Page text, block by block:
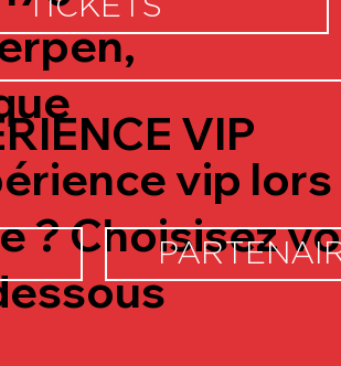
TICKETS
VIP
vip
? Choisisez